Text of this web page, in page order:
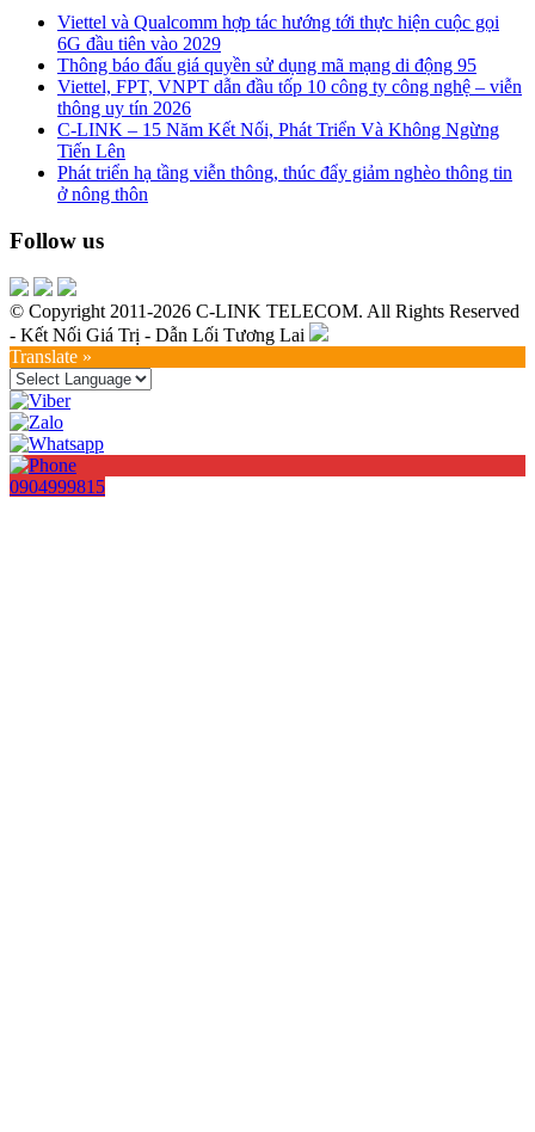
Viettel và Qualcomm hợp tác hướng tới thực hiện cuộc gọi
6G đầu tiên vào 2029
Thông báo đấu giá quyền sử dụng mã mạng di động 95
Viettel, FPT, VNPT dẫn đầu tốp 10 công ty công nghệ – viễn
thông uy tín 2026
C-LINK – 15 Năm Kết Nối, Phát Triển Và Không Ngừng
Tiến Lên
Phát triển hạ tầng viễn thông, thúc đẩy giảm nghèo thông tin
ở nông thôn
Follow us
© Copyright 2011-2026 C-LINK TELECOM. All Rights Reserved
- Kết Nối Giá Trị - Dẫn Lối Tương Lai
Translate »
0904999815